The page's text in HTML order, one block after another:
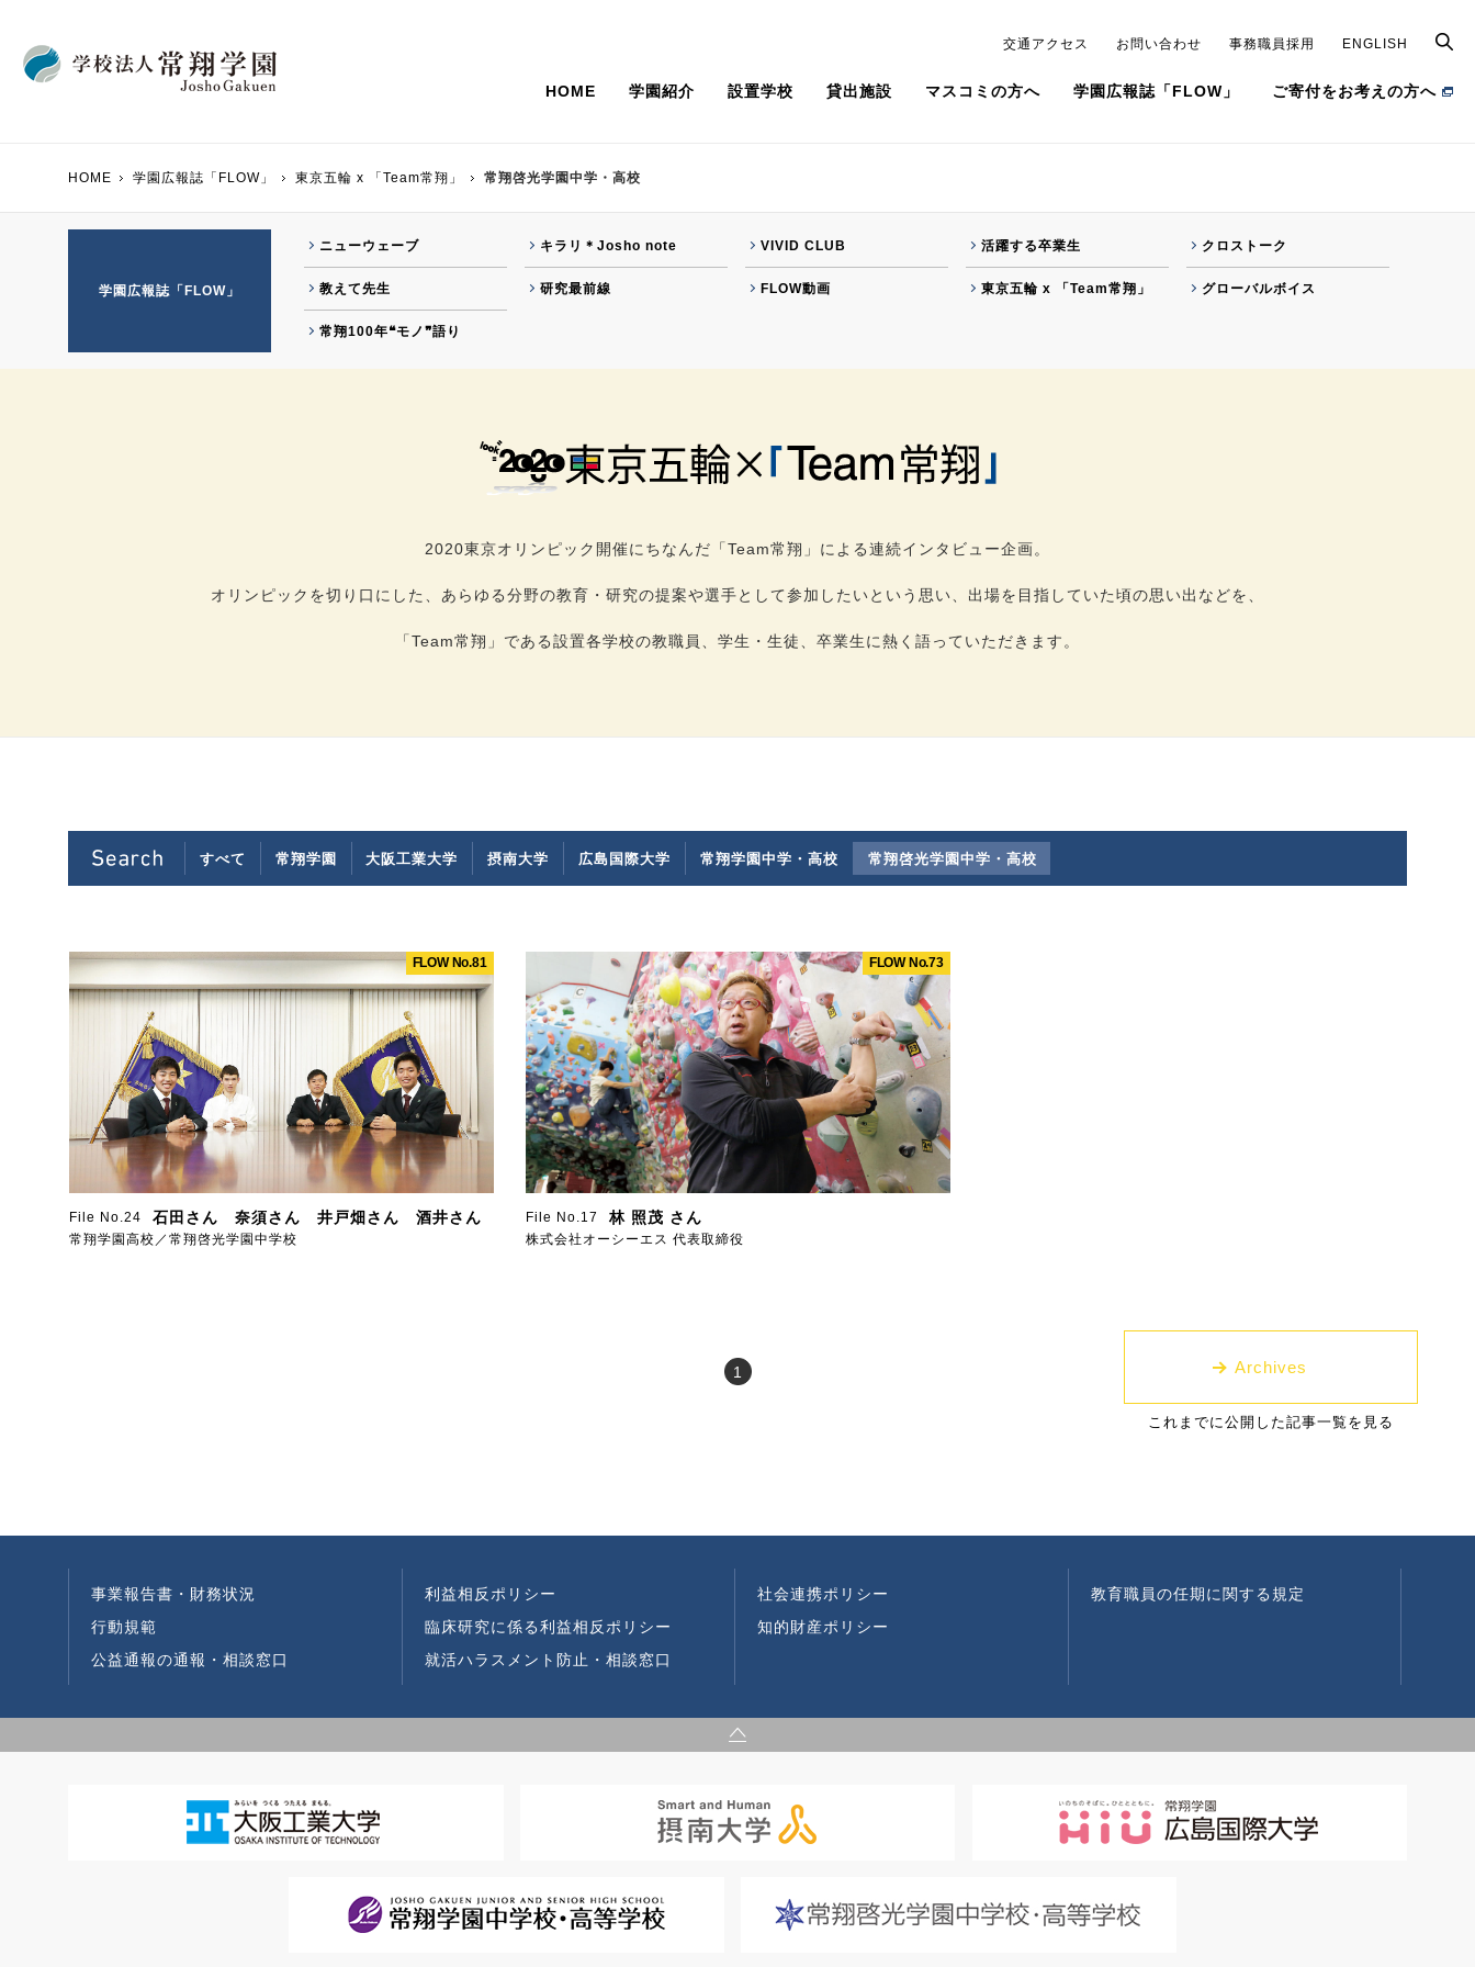
交通アクセス お問い合わせ 事務職員採用 ENGLISH
HOME 学園紹介
学園からのメッセージ
寄附行為
役員（理事・監事）、評議員
内部統制システムに関する基本方針
ガバナンス・コード
学園本部等の組織
事業報告書・財務状況
設置学校 貸出施設 マスコミの方へ 学園広報誌「FLOW」
FLOWバックナンバー
教えて先生
東京五輪 x 「Team常翔」
グローバルボイス 常翔100年❝モノ❞語り
ご寄付をお考えの方へ
HOME 学園広報誌「FLOW」 東京五輪 x 「Team常翔」 常翔啓光学園中学・高校
学園広報誌「FLOW」
ニューウェーブ キラリ＊Josho note VIVID CLUB 活躍する卒業生 クロストーク
教えて先生 研究最前線 FLOW動画 東京五輪 x 「Team常翔」 グローバルボイス
常翔100年❝モノ❞語り
2020東京オリンピック開催にちなんだ「Team常翔」による連続インタビュー企画。
オリンピックを切り口にした、あらゆる分野の教育・研究の提案や選手として参加したいという思い、出場を目指していた頃の思い出などを、
「Team常翔」である設置各学校の教職員、学生・生徒、卒業生に熱く語っていただきます。
すべて 常翔学園 大阪工業大学 摂南大学 広島国際大学 常翔学園中学・高校 常翔啓光学園中学・高校
FLOW No.81
File No.24 石田さん 奈須さん 井戸畑さん 酒井さん
常翔学園高校／常翔啓光学園中学校
FLOW No.73
File No.17 林 照茂 さん
株式会社オーシーエス 代表取締役
Archives
これまでに公開した記事一覧を見る
1
事業報告書・財務状況
行動規範
公益通報の通報・相談窓口
利益相反ポリシー
臨床研究に係る利益相反ポリシー
就活ハラスメント防止・相談窓口
社会連携ポリシー
知的財産ポリシー
教育職員の任期に関する規定